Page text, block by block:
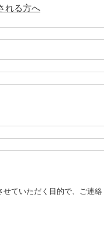
れる方へ
ていただく目的で、ご連